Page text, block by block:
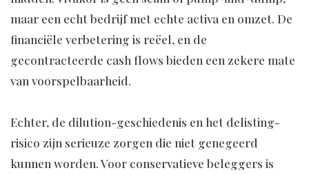
maar een echt bedrijf met echte activa en omzet. De
financiële verbetering is reëel, en de
gecontracteerde cash flows bieden een zekere mate
van voorspelbaarheid.
Echter, de dilution-geschiedenis en het delisting-
risico zijn serieuze zorgen die niet genegeerd
kunnen worden. Voor conservatieve beleggers is